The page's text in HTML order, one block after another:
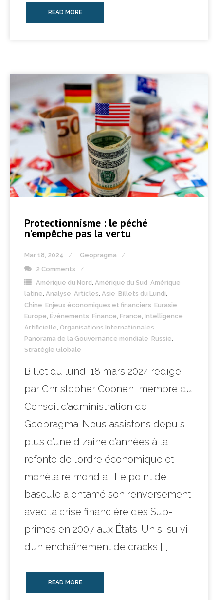
READ MORE
Protectionnisme : le péché
n’empêche pas la vertu
Mar 18, 2024
Geopragma
2 Comments
Amérique du Nord , Amérique du Sud , Amérique
latine, Analyse, Articles, Asie, Billets du Lundi,
Chine, Enjeux économiques et financiers, Eurasie,
Europe, Événements, Finance, France, Intelligence
Artificielle, Organisations Internationales,
Panorama de la Gouvernance mondiale, Russie,
Stratégie Globale
Billet du lundi 18 mars 2024 rédigé
par Christopher Coonen, membre du
Conseil d’administration de
Geopragma. Nous assistons depuis
plus d’une dizaine d’années à la
refonte de l’ordre économique et
monétaire mondial. Le point de
bascule a entamé son renversement
avec la crise financière des Sub-
primes en 2007 aux États-Unis, suivi
d’un enchaînement de cracks […]
READ MORE